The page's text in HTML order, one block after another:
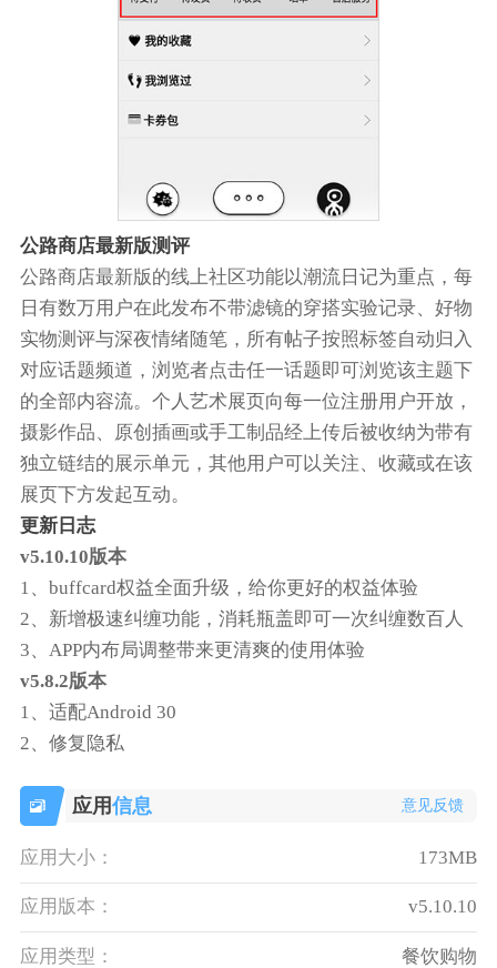
公路商店最新版测评
公路商店最新版的线上社区功能以潮流日记为重点，每
日有数万用户在此发布不带滤镜的穿搭实验记录、好物
实物测评与深夜情绪随笔，所有帖子按照标签自动归入
对应话题频道，浏览者点击任一话题即可浏览该主题下
的全部内容流。个人艺术展页向每一位注册用户开放，
摄影作品、原创插画或手工制品经上传后被收纳为带有
独立链结的展示单元，其他用户可以关注、收藏或在该
展页下方发起互动。
更新日志
v5.10.10版本
1、buffcard权益全面升级，给你更好的权益体验
2、新增极速纠缠功能，消耗瓶盖即可一次纠缠数百人
3、APP内布局调整带来更清爽的使用体验
v5.8.2版本
1、适配Android 30
2、修复隐私
应用信息 意见反馈
应用大小： 173MB
应用版本： v5.10.10
应用类型： 餐饮购物